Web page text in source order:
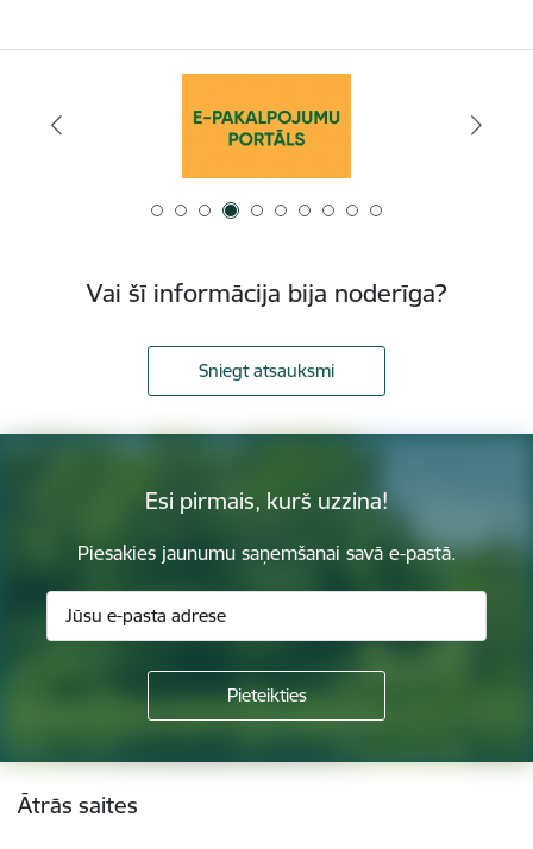
Vai šī informācija bija noderīga?
Sniegt atsauksmi
Esi pirmais, kurš uzzina!
Piesakies jaunumu saņemšanai savā e-pastā.
Kājene
Ātrās saites